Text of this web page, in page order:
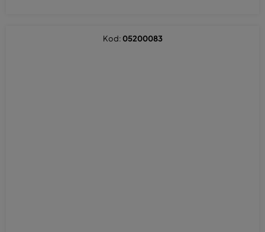
Kod:05200083